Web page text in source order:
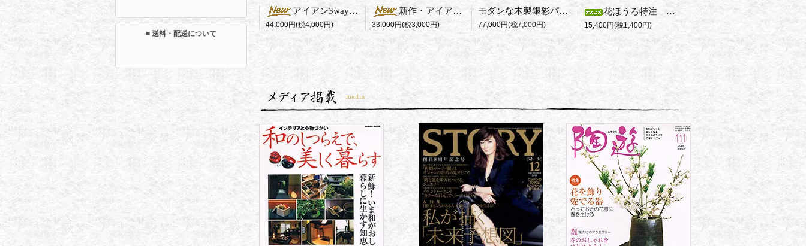
アイアン3way花器 Square（R）
44,000円(税4,000円)
新作・アイアン製一輪挿し
33,000円(税3,000円)
モダンな木製銀彩パネル
77,000円(税7,000円)
花ほうろ特注 藤田さんの備前パスタ皿
15,400円(税1,400円)
■ 送料・配送について